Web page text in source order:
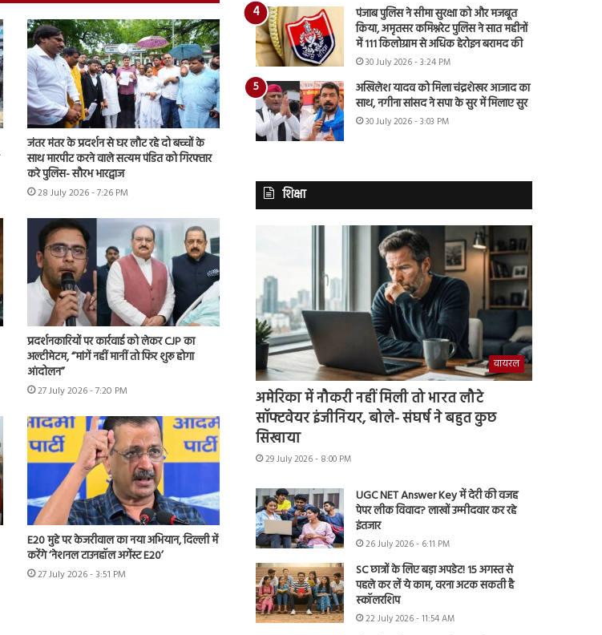
जंतर मंतर के प्रदर्शन से घर लौट रहे दो बच्चों के
साथ मारपीट करने वाले सत्यम पंडित को गिरफ्तार
करे पुलिस- सौरभ भारद्वाज
28 July 2026 - 7:26 PM
प्रदर्शनकारियों पर कार्रवाई को लेकर CJP का
अल्टीमेटम, “मांगें नहीं मानीं तो फिर शुरू होगा
आंदोलन”
27 July 2026 - 7:20 PM
E20 मुद्दे पर केजरीवाल का नया अभियान, दिल्ली में
करेंगे ‘नेशनल टाउनहॉल अगेंस्ट E20’
27 July 2026 - 3:51 PM
पंजाब पुलिस ने सीमा सुरक्षा को और मजबूत
किया, अमृतसर कमिश्नरेट पुलिस ने सात महीनों
में 111 किलोग्राम से अधिक हेरोइन बरामद की
30 July 2026 - 3:24 PM
अखिलेश यादव को मिला चंद्रशेखर आजाद का
साथ, नगीना सांसद ने सपा के सुर में मिलाए सुर
30 July 2026 - 3:03 PM
शिक्षा
वायरल
अमेरिका में नौकरी नहीं मिली तो भारत लौटे
सॉफ्टवेयर इंजीनियर, बोले- संघर्ष ने बहुत कुछ
सिखाया
29 July 2026 - 8:00 PM
UGC NET Answer Key में देरी की वजह
पेपर लीक विवाद? लाखों उम्मीदवार कर रहे
इंतजार
26 July 2026 - 6:11 PM
SC छात्रों के लिए बड़ा अपडेट! 15 अगस्त से
पहले कर लें ये काम, वरना अटक सकती है
स्कॉलरशिप
22 July 2026 - 11:54 AM